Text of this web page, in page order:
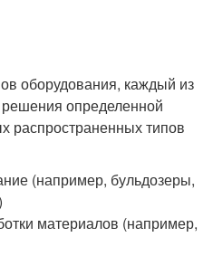
оборудования, каждый из
определенной
распространенных типов
(например, бульдозеры,
материалов (например,